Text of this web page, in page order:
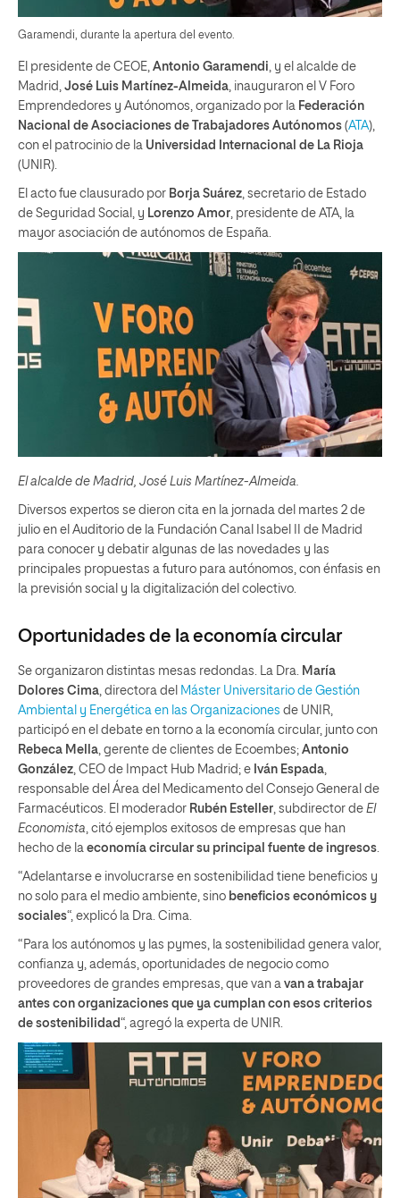
Garamendi, durante la apertura del evento.
El presidente de CEOE, Antonio Garamendi , y el alcalde de
Madrid, José Luis Martínez-Almeida , inauguraron el V Foro
Emprendedores y Autónomos, organizado por la Federación
Nacional de Asociaciones de Trabajadores Autónomos (ATA),
con el patrocinio de la Universidad Internacional de La Rioja
(UNIR).
El acto fue clausurado por Borja Suárez , secretario de Estado
de Seguridad Social, y Lorenzo Amor , presidente de ATA, la
mayor asociación de autónomos de España.
El alcalde de Madrid, José Luis Martínez-Almeida.
Diversos expertos se dieron cita en la jornada del martes 2 de
julio en el Auditorio de la Fundación Canal Isabel II de Madrid
para conocer y debatir algunas de las novedades y las
principales propuestas a futuro para autónomos, con énfasis en
la previsión social y la digitalización del colectivo.
Oportunidades de la economía circular
Se organizaron distintas mesas redondas. La Dra. María
Dolores Cima, directora del Máster Universitario de Gestión
Ambiental y Energética en las Organizaciones de UNIR,
participó en el debate en torno a la economía circular, junto con
Rebeca Mella, gerente de clientes de Ecoembes; Antonio
González, CEO de Impact Hub Madrid; e Iván Espada,
responsable del Área del Medicamento del Consejo General de
Farmacéuticos. El moderador Rubén Esteller, subdirector de El
Economista, citó ejemplos exitosos de empresas que han
hecho de la economía circular su principal fuente de ingresos.
“Adelantarse e involucrarse en sostenibilidad tiene beneficios y
no solo para el medio ambiente, sino beneficios económicos y
sociales“, explicó la Dra. Cima.
“Para los autónomos y las pymes, la sostenibilidad genera valor,
confianza y, además, oportunidades de negocio como
proveedores de grandes empresas, que van a van a trabajar
antes con organizaciones que ya cumplan con esos criterios
de sostenibilidad“, agregó la experta de UNIR.